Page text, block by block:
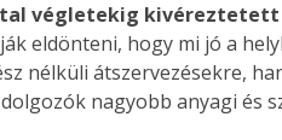
végletekig
eldönteni, hogy mi jó a
nélküli átszervezésekre,
nagyobb anyagi és